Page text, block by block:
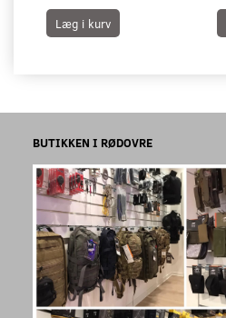
Læg i kurv
BUTIKKEN I RØDOVRE